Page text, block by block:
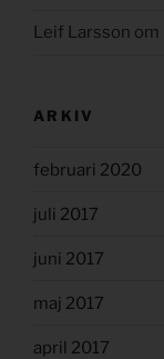
Leif Larsson om
ARKIV
februari 2020
juli 2017
juni 2017
maj 2017
april 2017